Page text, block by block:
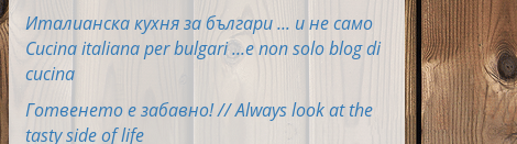
Италианска кухня за българи ... и не само
Cucina italiana per bulgari ...e non solo blog di
cucina
Готвенето е забавно! // Always look at the
tasty side of life